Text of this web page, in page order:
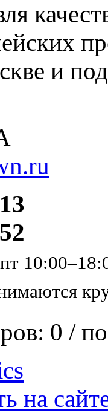
и под
0 /
на